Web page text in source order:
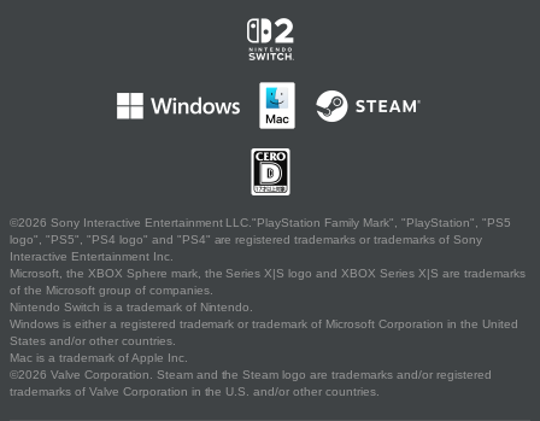
©2026 Sony Interactive Entertainment LLC."PlayStation Family Mark", "PlayStation", "PS5
logo", "PS5", "PS4 logo" and "PS4" are registered trademarks or trademarks of Sony
Interactive Entertainment Inc.
Microsoft, the XBOX Sphere mark, the Series X|S logo and XBOX Series X|S are trademarks
of the Microsoft group of companies.
Nintendo Switch is a trademark of Nintendo.
Windows is either a registered trademark or trademark of Microsoft Corporation in the United
States and/or other countries.
Mac is a trademark of Apple Inc.
©2026 Valve Corporation. Steam and the Steam logo are trademarks and/or registered
trademarks of Valve Corporation in the U.S. and/or other countries.